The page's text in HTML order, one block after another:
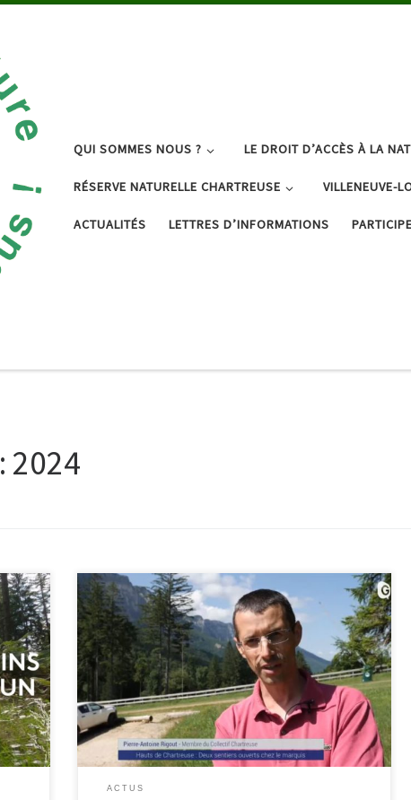
QUI SOMMES NOUS ? LE DROIT D’ACCÈS À LA
RÉSERVE NATURELLE CHARTREUSE VILLENEUVE-
ACTUALITÉS LETTRES D’INFORMATIONS
2024
Télégrenoble a réalisé un reportage suite à la
réouverture de 2 sentiers balisés dans la Réserve des
Hauts de Chartreuse, une avancée modeste car les
sentiers non balisés restent interdits… Le Collectif
Chartreuse est notamment interrogé. Les débats
autour des Hauts de Chartreuse sont clos, ou
presque…Alors que la réserve […]
ACTUS